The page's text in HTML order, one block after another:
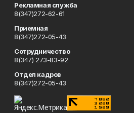
Рекламная служба
8(347)272-62-61
Приемная
8(347)272-05-43
Сотрудничество
8(347) 273-83-92
Отдел кадров
8(347)272-05-43